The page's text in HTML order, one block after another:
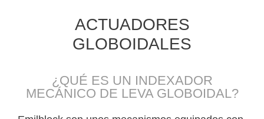
ACTUADORES
GLOBOIDALES
¿QUÉ ES UN INDEXADOR
MECÁNICO DE LEVA GLOBOIDAL?